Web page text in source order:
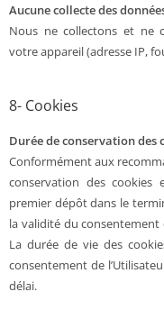
Aucune collecte des
Nous ne collectons et ne
votre appareil (adresse IP,
8- Cookies
Durée de conservation des
Conformément aux
conservation des
premier dépôt dans le
la validité du consentement
La durée de vie des
consentement de
délai.